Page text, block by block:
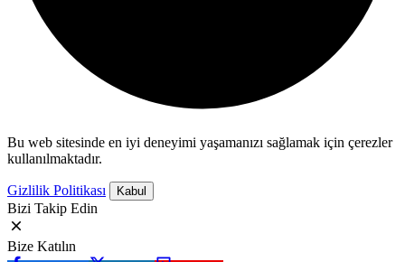
Bu web sitesinde en iyi deneyimi yaşamanızı sağlamak için çerezler
kullanılmaktadır.
Gizlilik Politikası Kabul
Bizi Takip Edin
Bize Katılın